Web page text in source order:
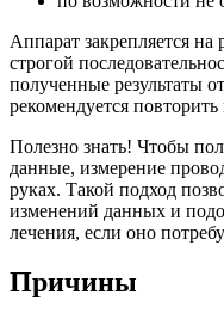
Аппарат закрепляется на
строгой
полученные результаты
рекомендуется
Полезно знать! Чтобы
данные, измерение
руках. Такой подход
изменений данных и
лечения, если оно
Причины